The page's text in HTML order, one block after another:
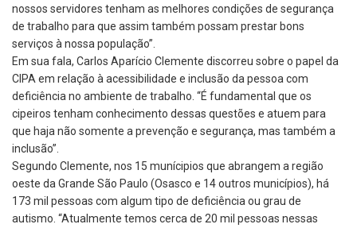
nossos servidores tenham as melhores condições de segurança
de trabalho para que assim também possam prestar bons
serviços à nossa população”.
Em sua fala, Carlos Aparício Clemente discorreu sobre o papel da
CIPA em relação à acessibilidade e inclusão da pessoa com
deficiência no ambiente de trabalho. “É fundamental que os
cipeiros tenham conhecimento dessas questões e atuem para
que haja não somente a prevenção e segurança, mas também a
inclusão”.
Segundo Clemente, nos 15 munícipios que abrangem a região
oeste da Grande São Paulo (Osasco e 14 outros municípios), há
173 mil pessoas com algum tipo de deficiência ou grau de
autismo. “Atualmente temos cerca de 20 mil pessoas nessas